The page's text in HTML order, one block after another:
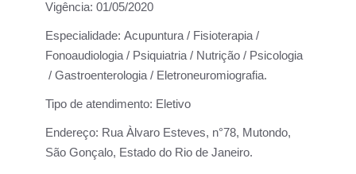
Vigência: 01/05/2020
Especialidade: Acupuntura / Fisioterapia /
Fonoaudiologia / Psiquiatria / Nutrição / Psicologia
/ Gastroenterologia / Eletroneuromiografia.
Tipo de atendimento: Eletivo
Endereço: Rua Àlvaro Esteves, n°78, Mutondo,
São Gonçalo, Estado do Rio de Janeiro.